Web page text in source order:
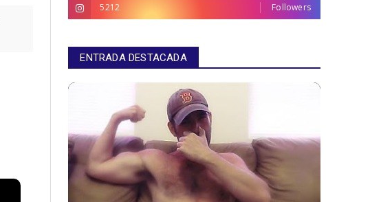
5212 Followers
ENTRADA DESTACADA